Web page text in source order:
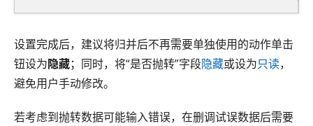
设置完成后，建议将归并后不再需要单独使用的动作单击
钮设为隐藏；同时，将“是否抛转”字段隐藏或设为只读，
避免用户手动修改。
若考虑到抛转数据可能输入错误，在删调试误数据后需要